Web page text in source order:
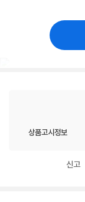
상품고시정보
신고